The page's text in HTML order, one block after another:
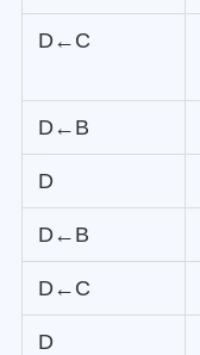
D←C
D←B
D
D←B
D←C
D